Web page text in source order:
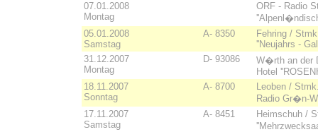
07.01.2008
Montag
ORF - Radio
05.01.2008
Samstag
A- 8350
Fehring /
''Neujahrs -
31.12.2007
Montag
D- 93086
W�rth an der
Hotel
18.11.2007
Sonntag
A- 8700
Leoben /
Radio Gr�n-
17.11.2007
Samstag
A- 8451
Heimschuh /